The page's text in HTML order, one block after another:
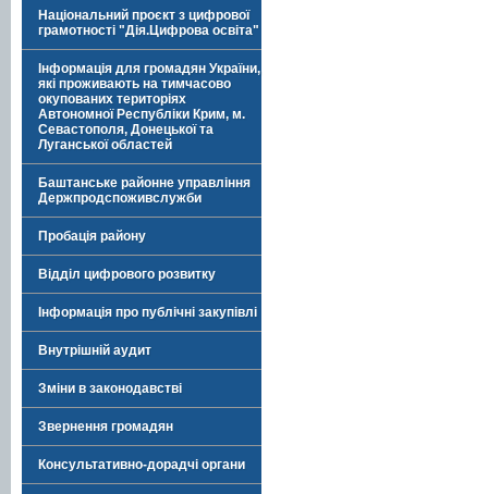
Національний проєкт з цифрової
грамотності "Дія.Цифрова освіта"
Інформація для громадян України,
які проживають на тимчасово
окупованих територіях
Автономної Республіки Крим, м.
Севастополя, Донецької та
Луганської областей
Баштанське районне управління
Держпродспоживслужби
Пробація району
Відділ цифрового розвитку
Інформація про публічні закупівлі
Внутрішній аудит
Зміни в законодавстві
Звернення громадян
Консультативно-дорадчі органи